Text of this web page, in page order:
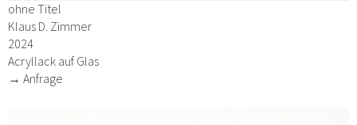
ohne Titel
Klaus D. Zimmer
2024
Acryllack auf Glas
→ Anfrage